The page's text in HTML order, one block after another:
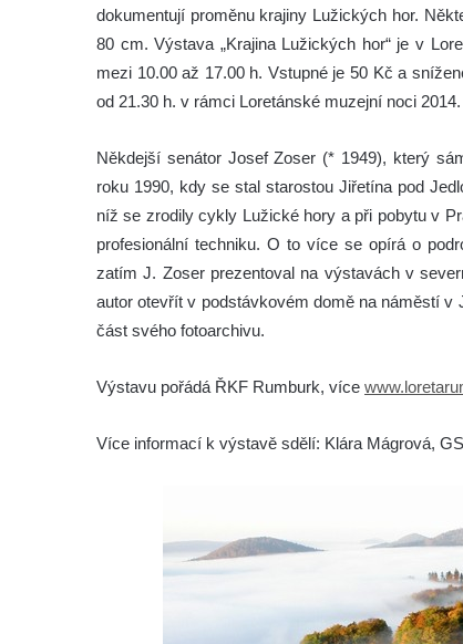
dokumentují proměnu krajiny Lužických hor.
80 cm. Výstava „Krajina Lužických hor“ je v
mezi 10.00 až 17.00 h. Vstupné je 50 Kč a
od 21.30 h. v rámci Loretánské muzejní noci 2014.
Někdejší senátor Josef Zoser (* 1949), který
roku 1990, kdy se stal starostou Jiřetína pod
níž se zrodily cykly Lužické hory a při pobytu v
profesionální techniku. O to více se opírá o
zatím J. Zoser prezentoval na výstavách v
autor otevřít v podstávkovém domě na náměstí
část svého fotoarchivu.
Výstavu pořádá ŘKF Rumburk, více
Více informací k výstavě sdělí: Klára Mágrová,